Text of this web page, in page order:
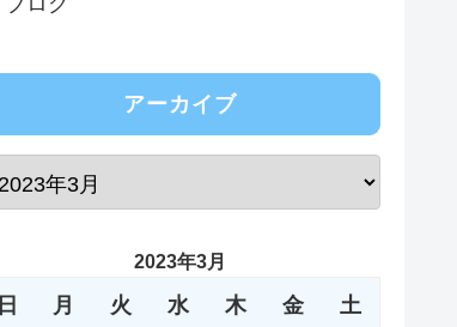
アーカイブ
2023年3月
日 月 火 水 木 金 土